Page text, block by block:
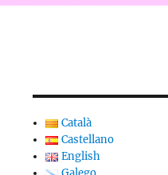
Català
Castellano
English